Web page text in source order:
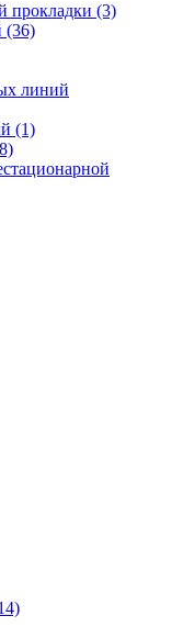
прокладки (3)
(36)
линий
(1)